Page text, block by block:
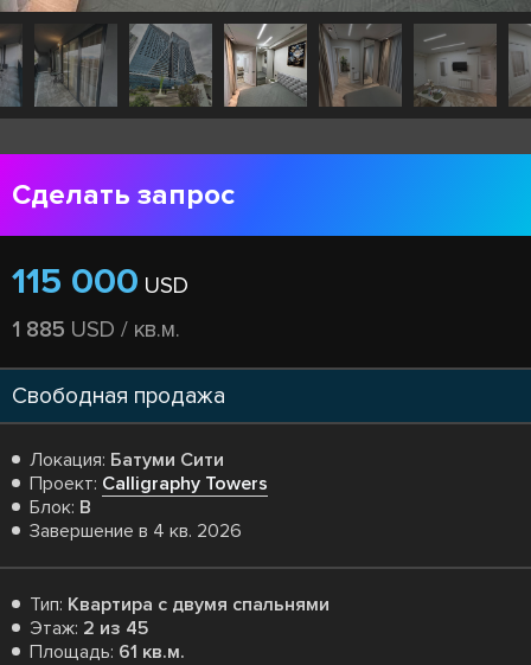
Сделать запрос
115 000 USD
1 885 USD / кв.м.
Свободная продажа
Локация: Батуми Сити
Проект: Calligraphy Towers
Блок: B
Завершение в 4 кв. 2026
Тип: Квартира с двумя спальнями
Этаж: 2 из 45
Площадь: 61 кв.м.